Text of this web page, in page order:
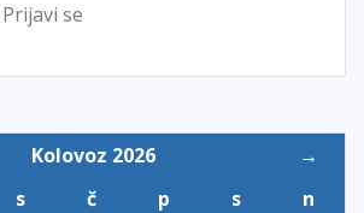
Prijavi se
Kolovoz 2026
→
s č p s
n